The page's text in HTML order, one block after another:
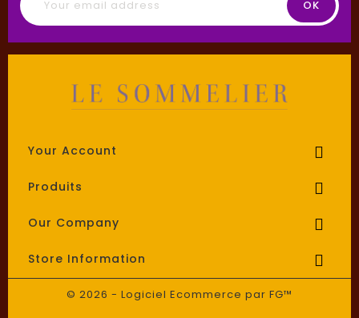
Your Account 
Produits 
Our Company 
Store Information 
© 2026 - Logiciel Ecommerce par FG™